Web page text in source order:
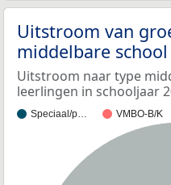
Uitstroom van
middelbare school
Uitstroom naar type
leerlingen in schooljaar
Speciaal/p… VMBO-B/K